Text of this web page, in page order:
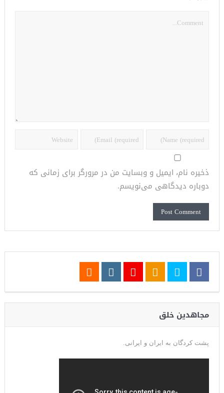
ذخیره نام، ایمیل و وبسایت من در مرورگر برای زمانی که
دوباره دیدگاهی می‌نویسم.
مجاهدین خلق
پشت کردگان به ایران و ایرانی.